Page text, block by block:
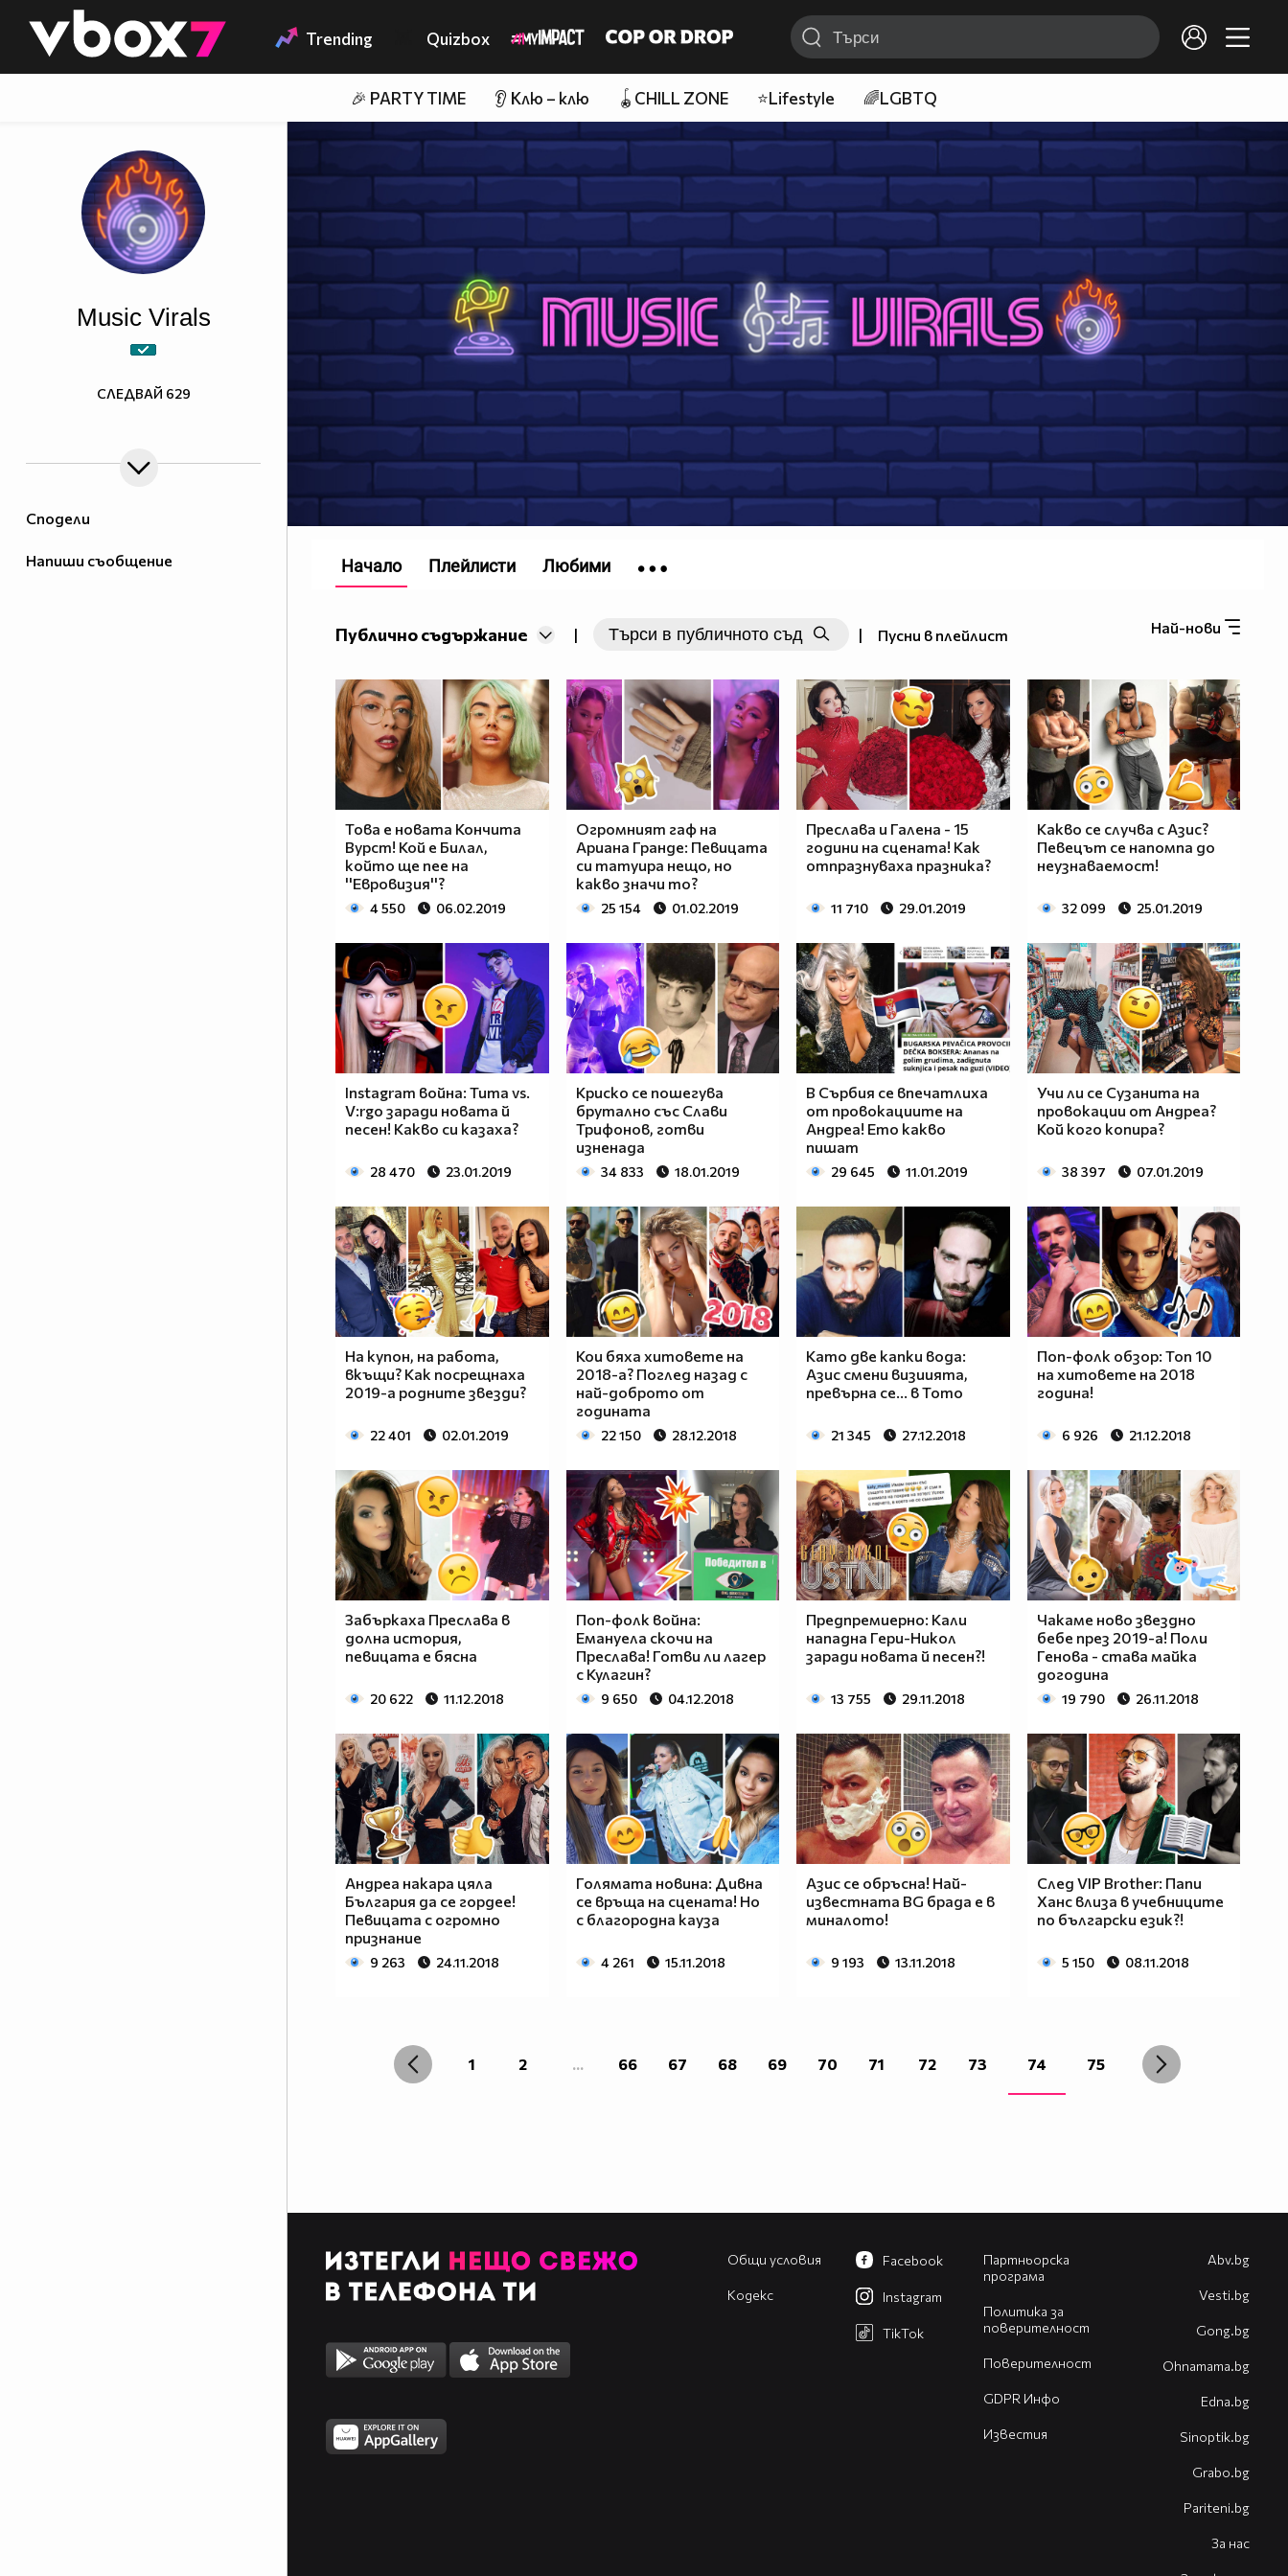
👾 Trending Quizbox
🎉 PARTY TIME 👂 Клю – клю 🪀CHILL ZONE ⭐Lifestyle 🌈LGBTQ
Сподели
Напиши съобщение
Music Virals
СЛЕДВАЙ 629
Най-нови
Публично съдържание | | Пусни в плейлист
Това е новата Кончита
Вурст! Кой е Билал,
който ще пее на
''Евровизия''?
4 550 06.02.2019
Огромният гаф на
Ариана Гранде: Певицата
си татуира нещо, но
какво значи то?
25 154 01.02.2019
Преслава и Галена - 15
години на сцената! Как
отпразнуваха празника?
11 710 29.01.2019
Какво се случва с Азис?
Певецът се напомпа до
неузнаваемост!
32 099 25.01.2019
Instagram война: Тита vs.
V:rgo заради новата й
песен! Какво си казаха?
28 470 23.01.2019
Криско се пошегува
брутално със Слави
Трифонов, готви
изненада
34 833 18.01.2019
В Сърбия се впечатлиха
от провокациите на
Андреа! Ето какво
пишат
29 645 11.01.2019
Учи ли се Сузанита на
провокации от Андреа?
Кой кого копира?
38 397 07.01.2019
На купон, на работа,
вкъщи? Как посрещнаха
2019-а родните звезди?
22 401 02.01.2019
Кои бяха хитовете на
2018-а? Поглед назад с
най-доброто от
годината
22 150 28.12.2018
Като две капки вода:
Азис смени визиията,
превърна се... в Тото
21 345 27.12.2018
Поп-фолк обзор: Топ 10
на хитовете на 2018
година!
6 926 21.12.2018
Забъркаха Преслава в
долна история,
певицата е бясна
20 622 11.12.2018
Поп-фолк война:
Емануела скочи на
Преслава! Готви ли лагер
с Кулагин?
9 650 04.12.2018
Предпремиерно: Кали
нападна Гери-Никол
заради новата й песен?!
13 755 29.11.2018
Чакаме ново звездно
бебе през 2019-а! Поли
Генова - става майка
догодина
19 790 26.11.2018
Андреа накара цяла
България да се гордее!
Певицата с огромно
признание
9 263 24.11.2018
Голямата новина: Дивна
се връща на сцената! Но
с благородна кауза
4 261 15.11.2018
Азис се обръсна! Най-
известната BG брада е в
миналото!
9 193 13.11.2018
След VIP Brother: Папи
Ханс влиза в учебниците
по български език?!
5 150 08.11.2018
1 2 ... 66 67 68 69 70 71 72 73 74 75
Начало Плейлисти Любими
Общи условия
Кодекс
Партньорска
програма
Политика за
поверителност
Поверителност
GDPR Инфо
Известия
Facebook
Instagram
TikTok
Abv.bg
Vesti.bg
Gong.bg
Оhnamama.bg
Edna.bg
Sinoptik.bg
Grabo.bg
Pariteni.bg
За нас